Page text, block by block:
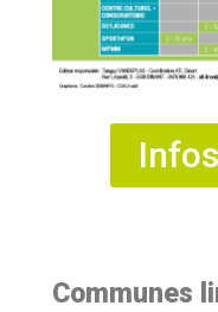
Communes